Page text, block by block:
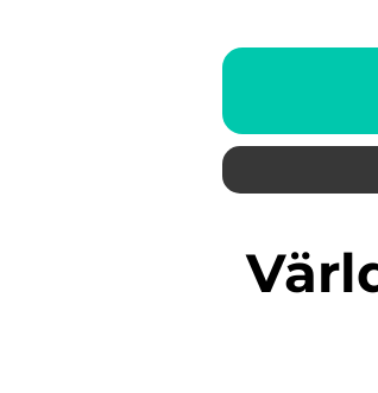
Världens farligaste hund – en